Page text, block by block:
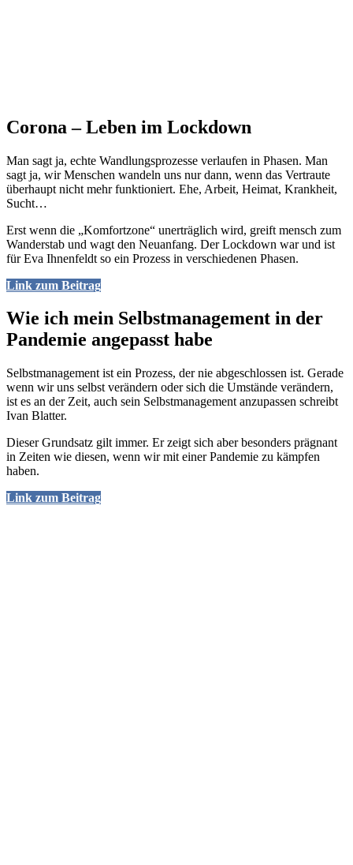
Corona – Leben im Lockdown
Man sagt ja, echte Wandlungsprozesse verlaufen in Phasen. Man
sagt ja, wir Menschen wandeln uns nur dann, wenn das Vertraute
überhaupt nicht mehr funktioniert. Ehe, Arbeit, Heimat, Krankheit,
Sucht…
Erst wenn die „Komfortzone“ unerträglich wird, greift mensch zum
Wanderstab und wagt den Neuanfang. Der Lockdown war und ist
für Eva Ihnenfeldt so ein Prozess in verschiedenen Phasen.
Link zum Beitrag
Wie ich mein Selbstmanagement in der
Pandemie angepasst habe
Selbstmanagement ist ein Prozess, der nie abgeschlossen ist. Gerade
wenn wir uns selbst verändern oder sich die Umstände verändern,
ist es an der Zeit, auch sein Selbstmanagement anzupassen schreibt
Ivan Blatter.
Dieser Grundsatz gilt immer. Er zeigt sich aber besonders prägnant
in Zeiten wie diesen, wenn wir mit einer Pandemie zu kämpfen
haben.
Link zum Beitrag